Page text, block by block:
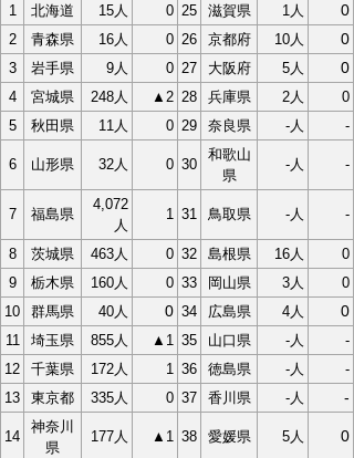
1
北海道 15人 0 25 滋賀県 1人 0
2 青森県 16人 0 26 京都府 10人 0
3 岩手県 9人 0 27 大阪府 5人 0
4 宮城県 248人 ▲2 28 兵庫県 2人
0
5
秋田県 11人 0 29 奈良県 -人 -
6 山形県 32人 0 30
和歌山
県
-人 -
7 福島県
4,072
人
1 31 鳥取県 -人 -
8 茨城県 463人 0 32 島根県 16人
0
9
栃木県 160人 0 33 岡山県 3人
0
10
群馬県 40人 0 34 広島県 4人 0
11 埼玉県 855人 ▲1 35 山口県 -人
-
12
千葉県 172人 1 36 徳島県 -人
-
13
東京都 335人 0 37 香川県 -人 -
14
神奈川
県
177人 ▲1 38 愛媛県 5人 0